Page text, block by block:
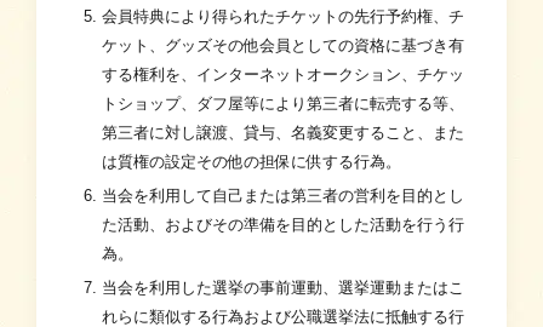
会員特典により得られたチケットの先行予約権、チ
ケット、グッズその他会員としての資格に基づき有
する権利を、インターネットオークション、チケッ
トショップ、ダフ屋等により第三者に転売する等、
第三者に対し譲渡、貸与、名義変更すること、また
は質権の設定その他の担保に供する行為。
当会を利用して自己または第三者の営利を目的とし
た活動、およびその準備を目的とした活動を行う行
為。
当会を利用した選挙の事前運動、選挙運動またはこ
れらに類似する行為および公職選挙法に抵触する行